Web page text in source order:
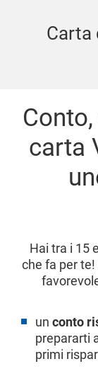
Carta
carta
Hai tra i 15
che fa per
un conto
prepararti
primi